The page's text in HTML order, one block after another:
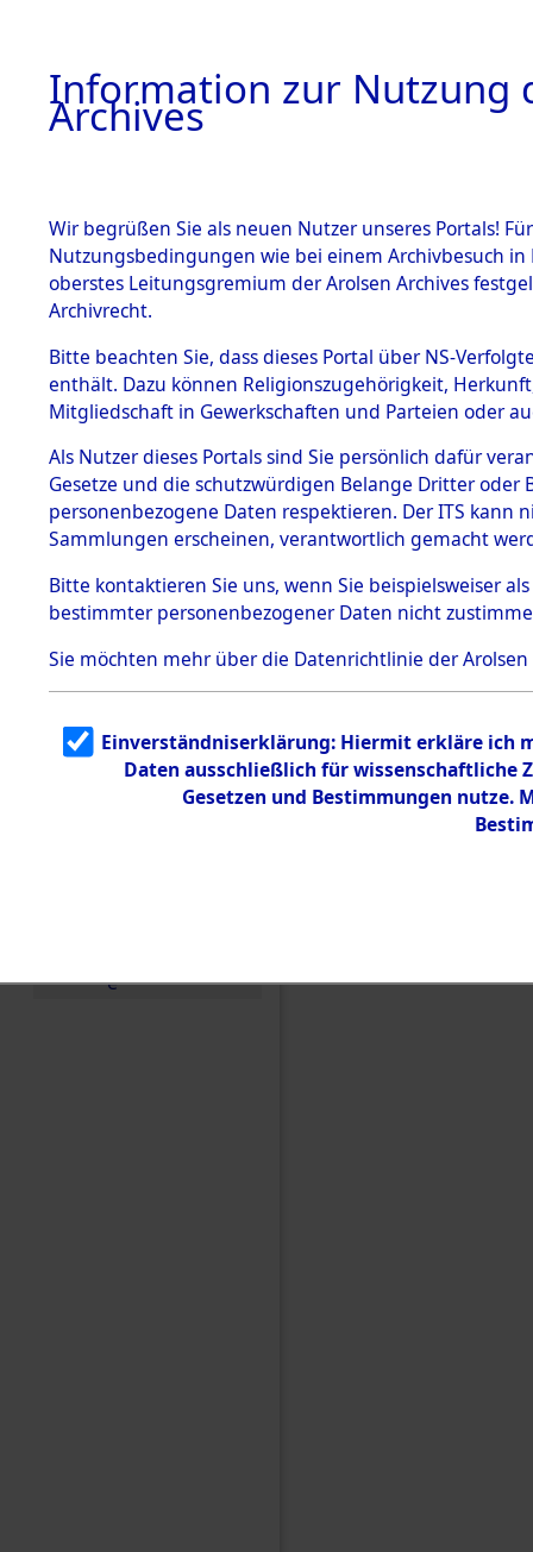
BESTÄNDE
1.
mente
5. Verschiedenes
5.3
Todesmärsche
5.3.1 Alliierte
Erhebungen
zu
Todesmärsch
en
5.3.2
g
5.3.3
Todesmärsch
e
Büren→
Information zur Nutzung
Archives
Wir begrüßen Sie als neuen Nutzer unseres Portals!
Nutzungsbedingungen wie bei einem Archivbesuch
oberstes Leitungsgremium der Arolsen Archives
Archivrecht.
Bitte beachten Sie, dass dieses Portal über NS-
enthält. Dazu können Religionszugehörigkeit,
Mitgliedschaft in Gewerkschaften und Parteien oder
Als Nutzer dieses Portals sind Sie persönlich dafür
Gesetze und die schutzwürdigen Belange Dritter
personenbezogene Daten respektieren. Der ITS
Sammlungen erscheinen, verantwortlich gemacht
Bitte kontaktieren Sie uns, wenn Sie beispielsweiser
bestimmter personenbezogener Daten nicht
Sie möchten mehr über die Datenrichtlinie der Arolsen
Einverständniserklärung: Hiermit erkläre ich
Daten ausschließlich für wissenschaftliche
Gesetzen und Bestimmungen nutze.